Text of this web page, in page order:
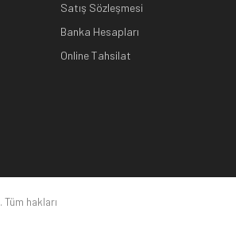
Satış Sözleşmesi
Banka Hesapları
Online Tahsilat
. Tüm hakları